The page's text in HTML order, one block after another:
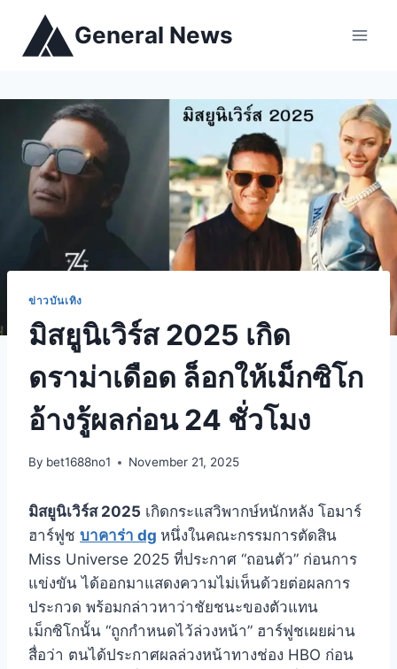
General News
ข่าวบันเทิง
มิสยูนิเวิร์ส 2025 เกิด
ดราม่าเดือด ล็อกให้เม็กซิโก
อ้างรู้ผลก่อน 24 ชั่วโมง
By bet1688no1 November 21, 2025
มิสยูนิเวิร์ส 2025 เกิดกระแสวิพากษ์หนักหลัง โอมาร์
ฮาร์ฟูช บาคาร่า dg หนึ่งในคณะกรรมการตัดสิน
Miss Universe 2025 ที่ประกาศ “ถอนตัว” ก่อนการ
แข่งขัน ได้ออกมาแสดงความไม่เห็นด้วยต่อผลการ
ประกวด พร้อมกล่าวหาว่าชัยชนะของตัวแทน
เม็กซิโกนั้น “ถูกกำหนดไว้ล่วงหน้า” ฮาร์ฟูชเผยผ่าน
สื่อว่า ตนได้ประกาศผลล่วงหน้าทางช่อง HBO ก่อน